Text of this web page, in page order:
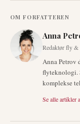
OM FORFATTEREN
Anna
Redaktør fly &
Anna Petrov
flyteknologi.
komplekse
Se alle artikler